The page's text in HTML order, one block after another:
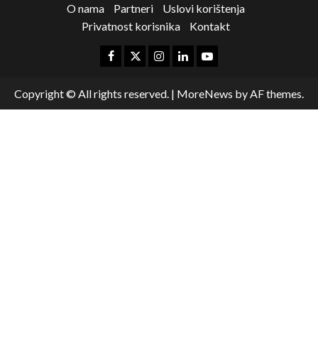
O nama Partneri
Uslovi korištenja
Privatnost korisnika
Kontakt
Copyright © All rights reserved. | MoreNews by AF themes.